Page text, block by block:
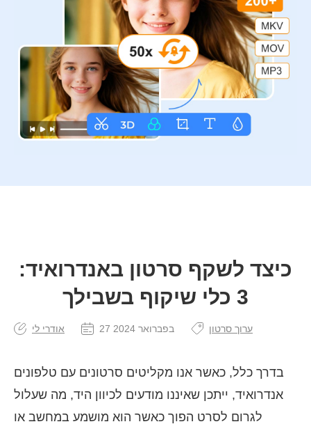
כיצד לשקף סרטון באנדרואיד:
3 כלי שיקוף בשבילך
אודרי לי 27 בפברואר 2024 ערוך סרטון
בדרך כלל, כאשר אנו מקליטים סרטונים עם טלפונים
אנדרואיד, ייתכן שאיננו מודעים לכיוון היד, מה שעלול
לגרום לסרט הפוך כאשר הוא מושמע במחשב או